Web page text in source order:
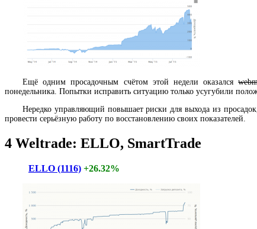
Ещё одним просадочным счётом этой недели оказался
понедельника. Попытки исправить ситуацию только усугубили
Нередко управляющий повышает риски для выхода из
провести серьёзную работу по восстановлению своих показателей.
4 Weltrade: ELLO, SmartTrade
ELLO (1116) +26.32%